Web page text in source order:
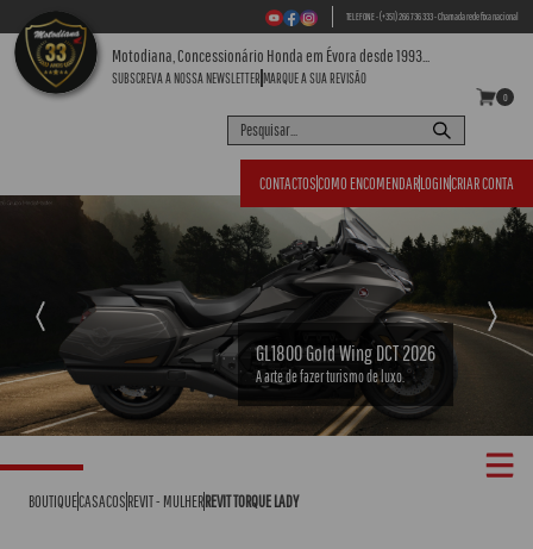
TELEFONE - (+351) 266 736 333 - Chamada rede fixa nacional
Motodiana, Concessionário Honda em Évora desde 1993...
SUBSCREVA A NOSSA NEWSLETTER MARQUE A SUA REVISÃO
0
CONTACTOSCOMO ENCOMENDARLOGINCRIAR CONTA
CRF1100L Africa Twin Adventure Sports 2026
A essência do turismo de aventura.
Previous Next
BOUTIQUECASACOSREVIT - MULHERREVIT TORQUE LADY